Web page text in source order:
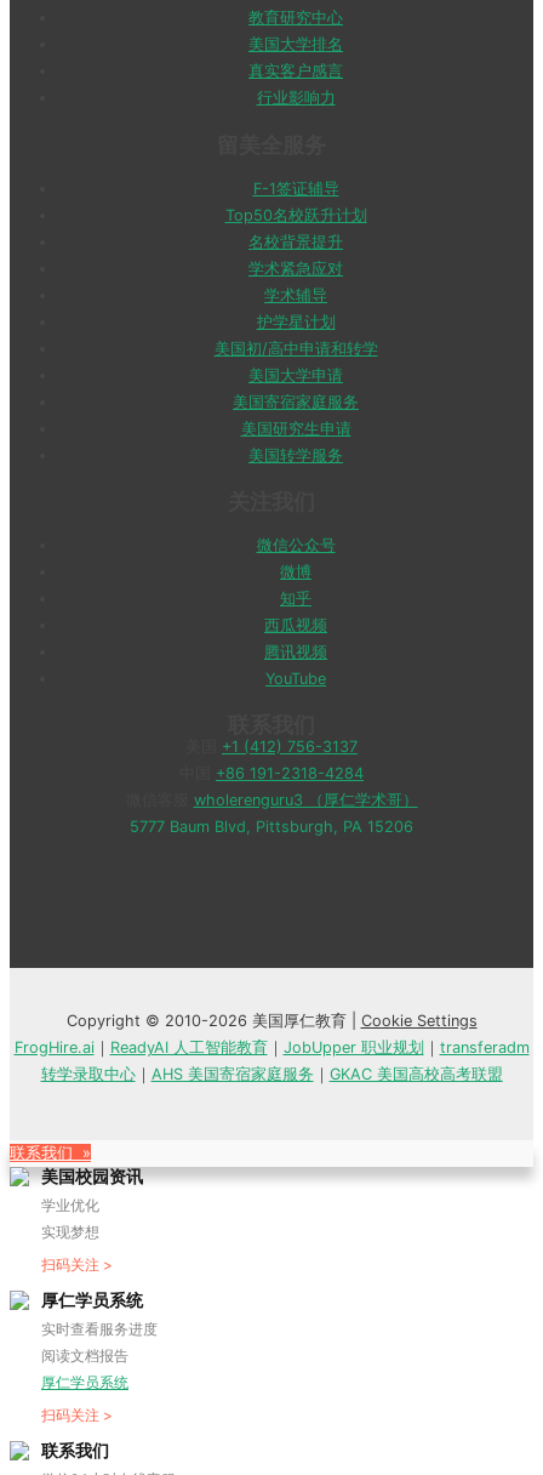
教育研究中心
美国大学排名
真实客户感言
行业影响力
F-1签证辅导
Top50名校跃升计划
名校背景提升
学术紧急应对
学术辅导
护学星计划
美国初/高中申请和转学
美国大学申请
美国寄宿家庭服务
美国研究生申请
美国转学服务
微信公众号
微博
知乎
西瓜视频
腾讯视频
YouTube
+1 (412) 756-3137
+86 191-2318-4284
wholerenguru3 （厚仁学术哥）
5777 Baum Blvd, Pittsburgh, PA 15206
Copyright © 2010-2026 美国厚仁教育 | Cookie Settings
FrogHire.ai｜ ReadyAI 人工智能教育｜ JobUpper 职业规划 ｜ transferadm
转学录取中心｜ AHS 美国寄宿家庭服务 ｜ GKAC 美国高校高考联盟
联系我们 »
美国校园资讯
学业优化
实现梦想
扫码关注 >
厚仁学员系统
实时查看服务进度
阅读文档报告
厚仁学员系统
扫码关注 >
联系我们